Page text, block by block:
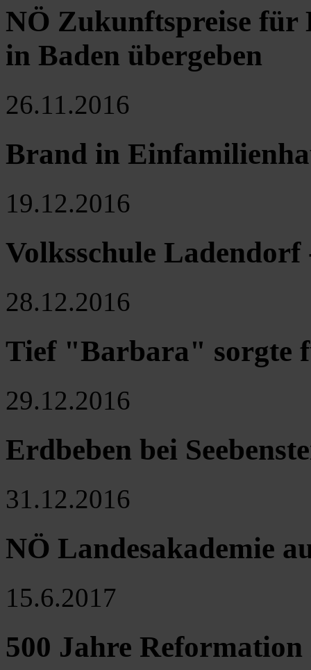
NÖ Zukunftspreise
in Baden übergeben
26.11.2016
Brand in
19.12.2016
Volksschule
28.12.2016
Tief "Barbara" sorgte
29.12.2016
Erdbeben bei
31.12.2016
NÖ Landesakademie
15.6.2017
500 Jahre